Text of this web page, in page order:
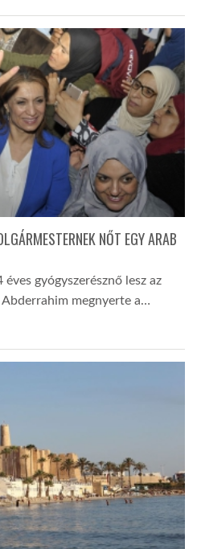
NŐT EGY ARAB
gyógyszerésznő lesz az
megnyerte a…